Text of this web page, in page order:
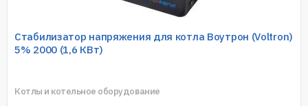
Стабилизатор напряжения для котла Воутрон (Voltron)
5% 2000 (1,6 КВт)
Котлы и котельное оборудование